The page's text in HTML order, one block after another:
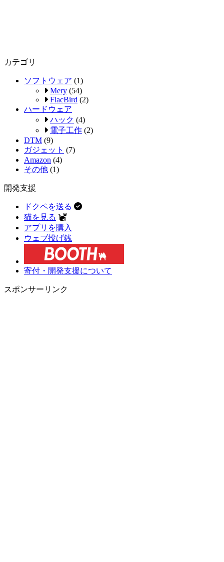
カテゴリ
ソフトウェア (1)
Mery (54)
FlacBird (2)
ハードウェア
ハック (4)
電子工作 (2)
DTM (9)
ガジェット (7)
Amazon (4)
その他 (1)
開発支援
ドクペを送る
猫を見る
アプリを購入
ウェブ投げ銭
寄付・開発支援について
スポンサーリンク